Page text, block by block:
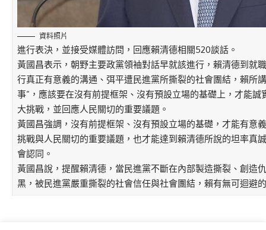
資料照片
進行表決，並接受媒體訪問，回應賴清德相關520談話。
黃國昌表示，朝野主要政黨領袖對話早就該進行，賴清德到就
行真正有意義的溝通、弭平遭民進黨所撕裂的社會團結，賴所
事”，應該要在沒有前提框架、沒有預設立場的基礎上，才能
大挑戰，並回應人民關切的重要議題。
黃國昌強調，沒有前提框架、沒有預設立場的基礎，才能有意
挑戰與人民關切的重要議題，也才能達到賴清德所說的坦率真
會認同。
黃國昌說，提醒賴清德，當民進黨不斷在內部製造撕裂、創造
黑，被民進黨嚴重撕裂的社會信任與社會團結，賴有無可迴避